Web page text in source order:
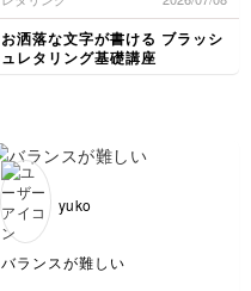
>-<でもがんばる。
お洒落な文字が書ける ブラッシ
ュレタリング基礎講座
yuko
バランスが難しい